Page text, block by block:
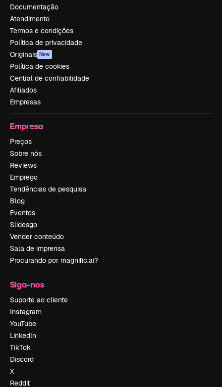
Documentação
Atendimento
Termos e condições
Política de privacidade
Originais New
Política de cookies
Central de confiabilidade
Afiliados
Empresas
Empresa
Preços
Sobre nós
Reviews
Emprego
Tendências de pesquisa
Blog
Eventos
Slidesgo
Vender conteúdo
Sala de imprensa
Procurando por magnific.ai?
Siga-nos
Suporte ao cliente
Instagram
YouTube
LinkedIn
TikTok
Discord
X
Reddit